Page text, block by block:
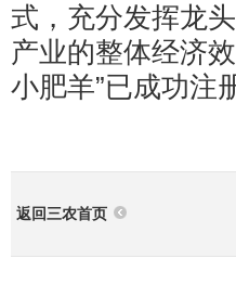
式，充分发挥龙
产业的整体经济
小肥羊”已成功注
返回三农首页